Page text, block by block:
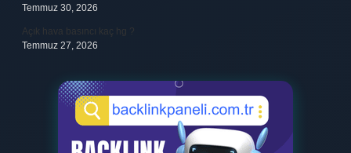
Temmuz 30, 2026
Açık hava basıncı kaç hg ?
Temmuz 27, 2026